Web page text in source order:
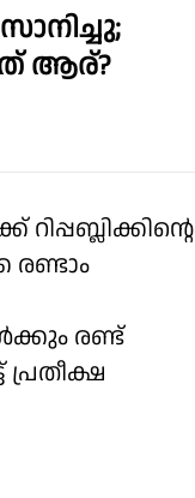
ആര്?
രണ്ട്
പ്രതീക്ഷ